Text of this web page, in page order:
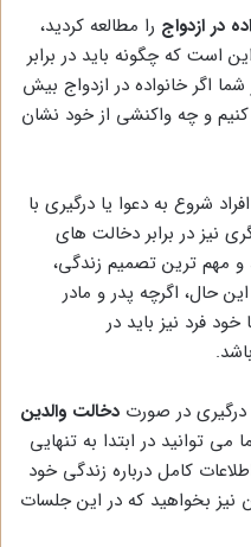
در ازدواج را مطالعه کردید،
که چگونه باید در برابر
اگر خانواده در ازدواج بیش
کنیم و چه واکنشی از خود نشان
شروع به دعوا یا درگیری با
نیز در برابر دخالت های
و مهم ترین تصمیم زندگی،
حال، اگرچه پدر و مادر
فرد نیز باید در
درگیری در صورت دخالت والدین
توانید در ابتدا به تنهایی
کامل درباره زندگی خود
نیز بخواهید که در این جلسات